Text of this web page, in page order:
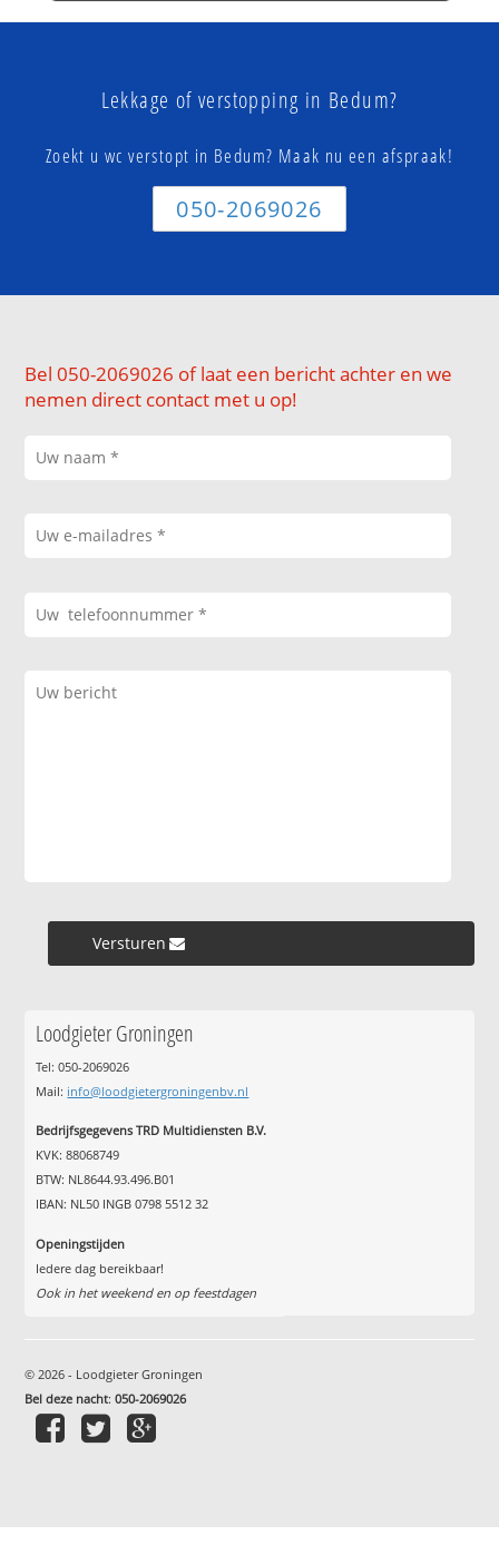
Lekkage of verstopping in Bedum?
Zoekt u wc verstopt in Bedum? Maak nu een afspraak!
050-2069026
Bel 050-2069026 of laat een bericht achter en we
nemen direct contact met u op!
Versturen »
Loodgieter Groningen
Tel: 050-2069026
Mail: info@loodgietergroningenbv.nl
Bedrijfsgegevens TRD Multidiensten B.V.
KVK: 88068749
BTW: NL8644.93.496.B01
IBAN: NL50 INGB 0798 5512 32
Openingstijden
Iedere dag bereikbaar!
Ook in het weekend en op feestdagen
© 2026 - Loodgieter Groningen
Bel deze nacht:050-2069026